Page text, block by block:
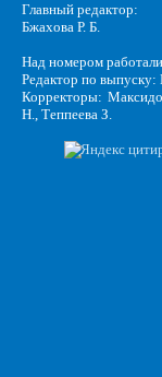
Главный редактор:
Бжахова Р. Б.
Над номером
Редактор по выпуску:
Корректоры:
Н., Теппеева З.